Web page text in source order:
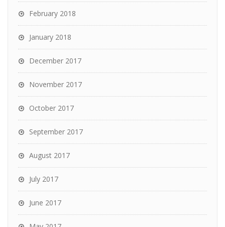
February 2018
January 2018
December 2017
November 2017
October 2017
September 2017
August 2017
July 2017
June 2017